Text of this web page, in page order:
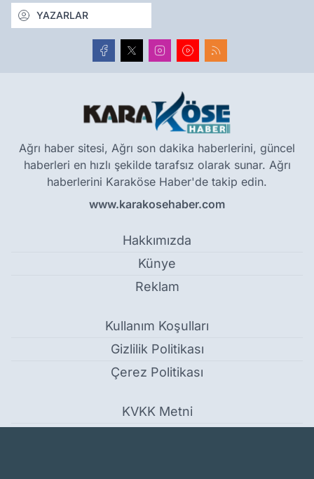
YAZARLAR
Ağrı haber sitesi, Ağrı son dakika haberlerini, güncel
haberleri en hızlı şekilde tarafsız olarak sunar. Ağrı
haberlerini Karaköse Haber'de takip edin.
www.karakosehaber.com
Hakkımızda
Künye
Reklam
Kullanım Koşulları
Gizlilik Politikası
Çerez Politikası
KVKK Metni